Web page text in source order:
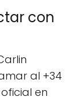
con
al +34
oficial en